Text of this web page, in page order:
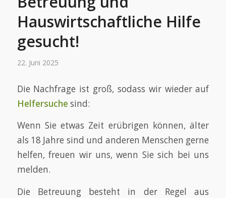
Hauswirtschaftliche Hilfe
gesucht!
22. Juni 2025
Die Nachfrage ist groß, sodass wir wieder auf
Helfersuche sind:
Wenn Sie etwas Zeit erübrigen können, älter
als 18 Jahre sind und anderen Menschen gerne
helfen, freuen wir uns, wenn Sie sich bei uns
melden.
Die Betreuung besteht in der Regel aus